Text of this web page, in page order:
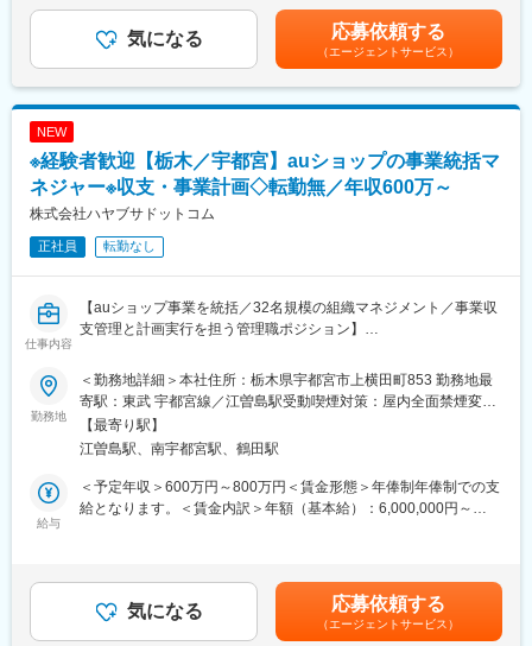
・店舗会議・研修への参加
・キャンペーン企画など、集客に向けた取り組み
■キャリアパス：
入社後1年で店長昇格を目指していただきます。
1店舗あたり店長1名、スタッフ5～15名で運営。チームワークを
重視し相談しやすい環境◎
お客様の店舗で貴金属の種類（24金/18金等）に分け、重さで買取
金額を決 定し、お振込み等でお客様にお支払いしていただきま
＜店頭買取＞
お客様が店頭へお持ち込みいただく、または郵送でお送りいただ
く商材を、種類別（24金/18金等）に仕分けし、重量測定および真
貫して担当していただきます。
職位や年齢に関わらず個人裁量の大きい業務です。
◎買取事業においては、査定力が何よりも重要です◎
お客さまの大事な品を適正かつ高額で買取を行うために、当社は
努力を惜しみません。
（1）適正な査定を行うための 充実した社内研修
ついて学んで頂きます。
その後、先輩社員と共にお客様のもとに伺い、買取について学ぶ
物をご覧頂けることで、買取にご興味のある方はすぐに覚えて頂
けます。
や役職はご経験を鑑みて決定いたします。■昇給：年1回（4月）■
賞与：年2回（2年目より満額支給）※インセンティブあり賃金は
あくまでも目安の金額であり、選考を通じて上下する可能性があ
ります。月給(月額)は固定手当を含めた表記です。
気になる 応募依頼する
（エージェントサービス）
NEW
※経験者歓迎【栃木／宇都宮】auショップの事業統括マ
ネジャー※収支・事業計画◇転勤無／年収600万～
株式会社ハヤブサドットコム
正社員 転勤なし
仕事内容
【auショップ事業を統括／32名規模の組織マネジメント／事業収
支管理と計画実行を担う管理職ポジション】
■業務内容
auショップ事業部長として、栃木県内3店舗、32名の組織を統括
します。店長を通じて現場を動かし、収支やKPIを見ながら事業計
画の実行に関わります。現場管理に留まらず、取引先連携や改善
判断まで担う立場です。経営に近い視点で、事業責任者の経験を
広げられます。
＜具体的な業務内容＞
・年次、月次の事業計画を作成し、実績との差異を確認
・KDDIと情報共有し、店舗運営体制を強化
※将来的にはグループ経営管理にも関与し、幹部領域の経験も可能
勤務地
＜勤務地詳細＞本社住所：栃木県宇都宮市上横田町853 勤務地最
寄駅：東武 宇都宮線／江曽島駅受動喫煙対策：屋内全面禁煙変更
の範囲：会社の定める事業所
【最寄り駅】
江曽島駅、南宇都宮駅、鶴田駅
給与
＜予定年収＞600万円～800万円＜賃金形態＞年俸制年俸制での支
給となります。＜賃金内訳＞年額（基本給）：6,000,000円～
選考を通じて上下する可能性があります。月給(月額)は固定手当を
含めた表記です。
気になる 応募依頼する
（エージェントサービス）